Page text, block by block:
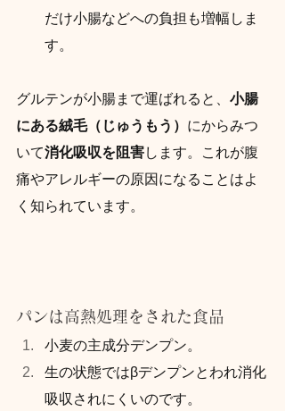
だけ小腸などへの負担も増幅しま
す。
グルテンが小腸まで運ばれると、 小腸
にある絨毛（じゅうもう） にからみつ
いて消化吸収を阻害します。これが腹
痛やアレルギーの原因になることはよ
く知られています。
パンは高熱処理をされた食品
小麦の主成分デンプン。
生の状態ではβデンプンとわれ消化
吸収されにくいのです。